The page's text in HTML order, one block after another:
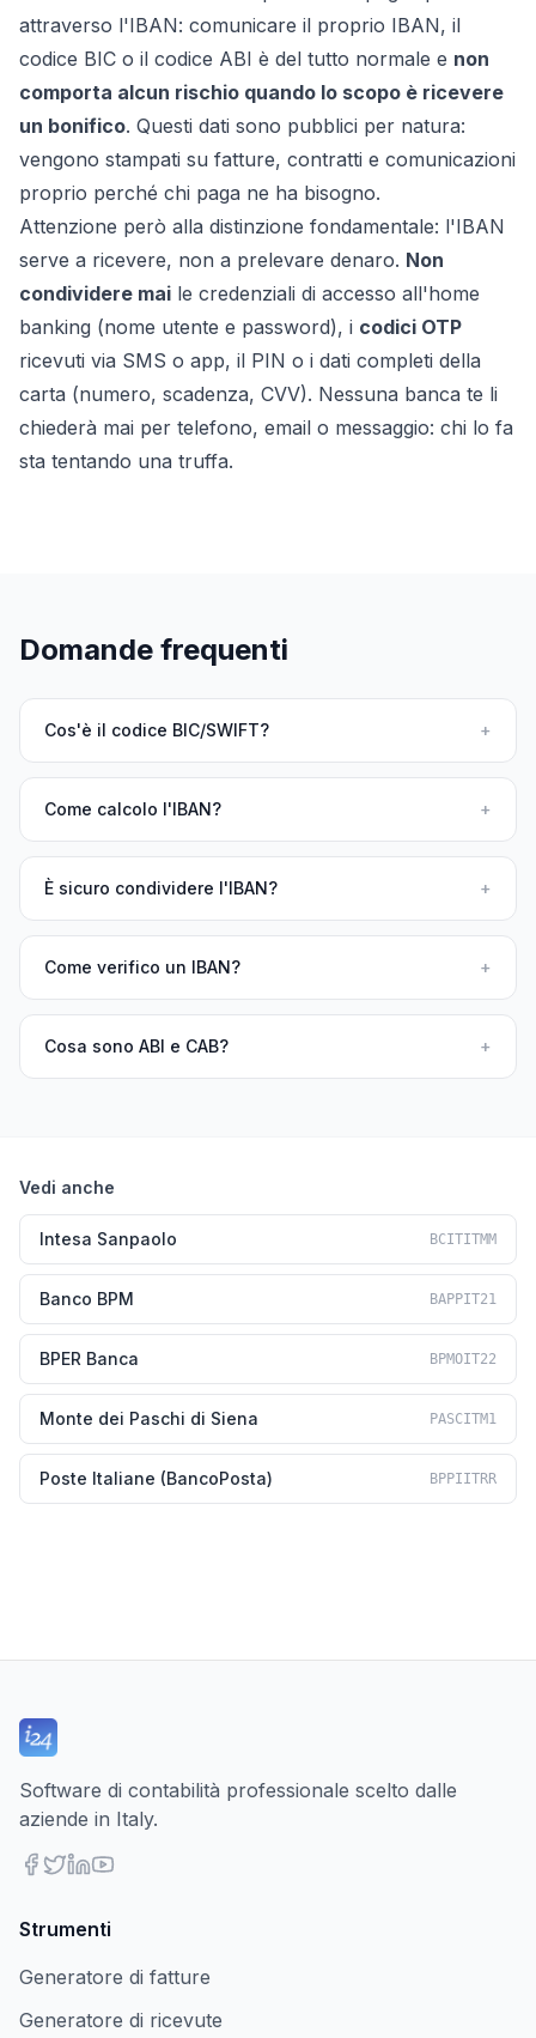
attraverso l'IBAN: comunicare il proprio IBAN, il
codice BIC o il codice ABI è del tutto normale e non
comporta alcun rischio quando lo scopo è ricevere
un bonifico. Questi dati sono pubblici per natura:
vengono stampati su fatture, contratti e comunicazioni
proprio perché chi paga ne ha bisogno.
Attenzione però alla distinzione fondamentale: l'IBAN
serve a ricevere, non a prelevare denaro. Non
condividere mai le credenziali di accesso all'home
banking (nome utente e password), i codici OTP
ricevuti via SMS o app, il PIN o i dati completi della
carta (numero, scadenza, CVV). Nessuna banca te li
chiederà mai per telefono, email o messaggio: chi lo fa
sta tentando una truffa.
Domande frequenti
Cos'è il codice BIC/SWIFT? +
Come calcolo l'IBAN? +
È sicuro condividere l'IBAN? +
Come verifico un IBAN? +
Cosa sono ABI e CAB? +
Vedi anche
Intesa Sanpaolo BCITITMM
Banco BPM BAPPIT21
BPER Banca BPMOIT22
Monte dei Paschi di Siena PASCITM1
Poste Italiane (BancoPosta) BPPIITRR
Software di contabilità professionale scelto dalle
aziende in Italy.
Strumenti
Generatore di fatture
Generatore di ricevute